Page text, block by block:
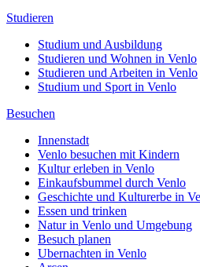
Studieren
Studium und Ausbildung
Studieren und Wohnen in Venlo
Studieren und Arbeiten in Venlo
Studium und Sport in Venlo
Besuchen
Innenstadt
Venlo besuchen mit Kindern
Kultur erleben in Venlo
Einkaufsbummel durch Venlo
Geschichte und Kulturerbe in
Essen und trinken
Natur in Venlo und Umgebung
Besuch planen
Ubernachten in Venlo